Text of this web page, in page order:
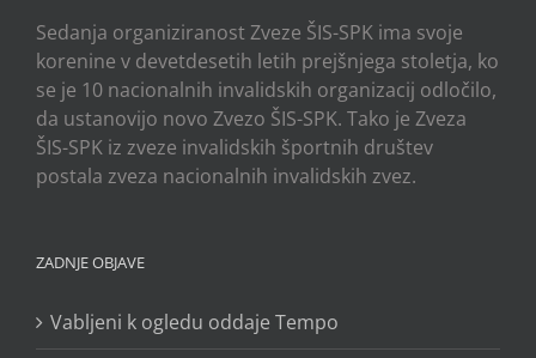
Sedanja organiziranost Zveze ŠIS-SPK ima svoje
korenine v devetdesetih letih prejšnjega stoletja, ko
se je 10 nacionalnih invalidskih organizacij odločilo,
da ustanovijo novo Zvezo ŠIS-SPK. Tako je Zveza
ŠIS-SPK iz zveze invalidskih športnih društev
postala zveza nacionalnih invalidskih zvez.
ZADNJE OBJAVE
Vabljeni k ogledu oddaje Tempo